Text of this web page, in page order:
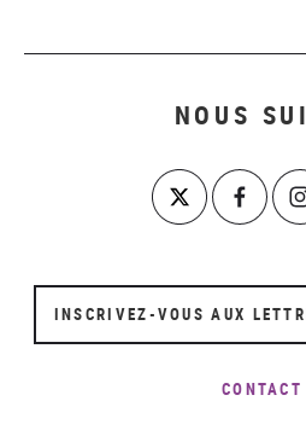
NOUS
INSCRIVEZ-VOUS AUX
CONTACT